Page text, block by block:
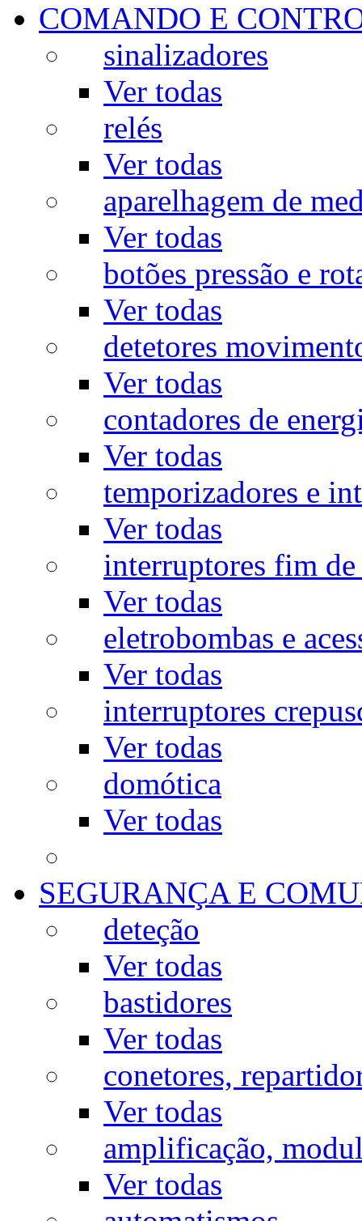
COMANDO E
sinalizadores
Ver todas
relés
Ver todas
aparelhagem de
Ver todas
botões pressão e
Ver todas
detetores
Ver todas
contadores de
Ver todas
temporizadores e
Ver todas
interruptores fim de
Ver todas
eletrobombas e
Ver todas
interruptores
Ver todas
domótica
Ver todas
SEGURANÇA E
deteção
Ver todas
bastidores
Ver todas
conetores,
Ver todas
amplificação,
Ver todas